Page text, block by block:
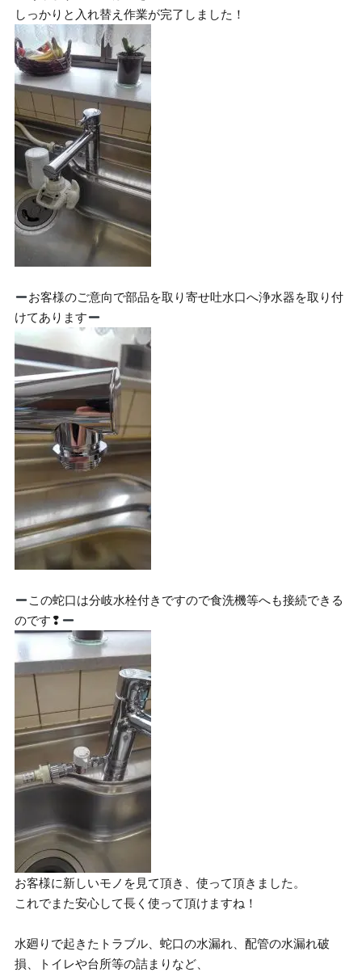
しっかりと入れ替え作業が完了しました！
お客様のご意向で部品を取り寄せ吐水口へ浄水器を取り付
けてあります
この蛇口は分岐水栓付きですので食洗機等へも接続できる
のです❢
お客様に新しいモノを見て頂き、使って頂きました。
これでまた安心して長く使って頂けますね！
水廻りで起きたトラブル、蛇口の水漏れ、配管の水漏れ破
損、トイレや台所等の詰まりなど、